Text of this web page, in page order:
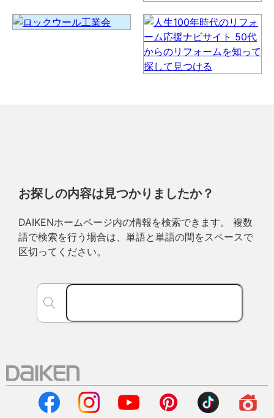
お探しの内容は見つかりましたか？
DAIKENホームページ内の情報を検索できます。 複数
語で検索を行う場合は、単語と単語の間をスペースで
区切ってください。